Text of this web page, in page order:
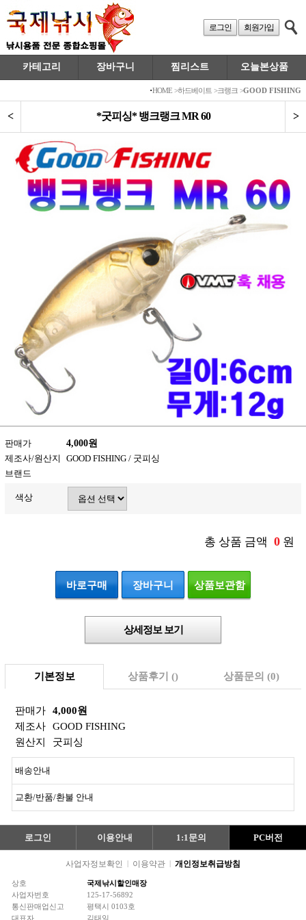
로그인 회원가입
카테고리 장바구니 찜리스트 오늘본상품
·HOME >하드베이트 >크랭크 >GOOD FISHING
< *굿피싱* 뱅크랭크 MR 60 >
판매가
4,000원
제조사/원산지
GOOD FISHING / 굿피싱
브랜드
색상
총 상품 금액 0 원
바로구매 장바구니 상품보관함
상세정보 보기
기본정보 상품후기 () 상품문의 (0)
판매가
4,000원
제조사
GOOD FISHING
원산지
굿피싱
배송안내
교환/반품/환불 안내
로그인 이용안내 1:1문의 PC버전
사업자정보확인 | 이용약관 | 개인정보취급방침
상호
국제낚시할인매장
사업자번호
125-17-56892
통신판매업신고
평택시 0103호
대표자
김태일